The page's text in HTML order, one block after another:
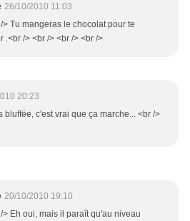
26/10/2010 11:03
> Tu mangeras le chocolat pour te
.<br /> <br /> <br /> <br />
20:23
bluffée, c'est vrai que ça marche... <br />
20/10/2010 19:10
> Eh oui, mais il paraît qu'au niveau